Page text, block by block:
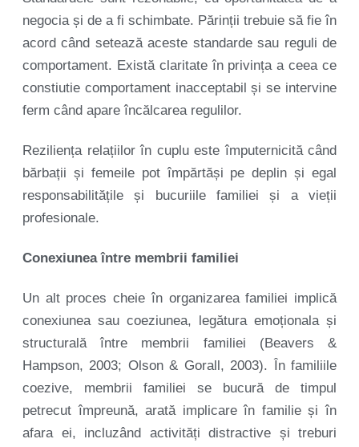
negocia și de a fi schimbate. Părinții trebuie să fie în
acord când setează aceste standarde sau reguli de
comportament. Există claritate în privința a ceea ce
constiutie comportament inacceptabil și se intervine
ferm când apare încălcarea regulilor.
Reziliența relațiilor în cuplu este împuternicită când
bărbații și femeile pot împărtăși pe deplin și egal
responsabilitățile și bucuriile familiei și a vieții
profesionale.
Conexiunea între membrii familiei
Un alt proces cheie în organizarea familiei implică
conexiunea sau coeziunea, legătura emoționala și
structurală între membrii familiei (Beavers &
Hampson, 2003; Olson & Gorall, 2003). În familiile
coezive, membrii familiei se bucură de timpul
petrecut împreună, arată implicare în familie și în
afara ei, incluzând activități distractive și treburi